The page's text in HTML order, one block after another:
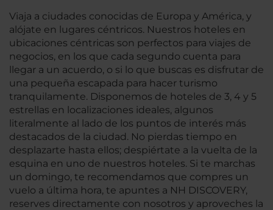
Viaja a ciudades conocidas de Europa y América, y
alójate en lugares céntricos. Nuestros hoteles en
ubicaciones céntricas son perfectos para viajes de
negocios, en los que cada segundo cuenta para
llegar a un acuerdo, o si lo que buscas es disfrutar de
una pequeña escapada para hacer turismo
tranquilamente. Disponemos de hoteles de 3, 4 y 5
estrellas en localizaciones ideales, algunos
literalmente al lado de los puntos de interés más
destacados de la ciudad. No pierdas tiempo en
desplazarte hasta ellos; despiértate a la vuelta de la
esquina en uno de nuestros hoteles. Si te marchas
un domingo, te recomendamos que compres un
vuelo a última hora, te apuntes a NH DISCOVERY,
reserves directamente con nosotros y aproveches la